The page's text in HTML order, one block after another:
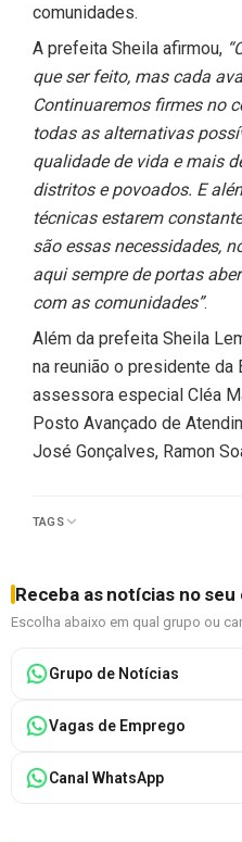
comunidades.
A prefeita Sheila afirmou,
que ser feito, mas cada
Continuaremos firmes no
todas as alternativas
qualidade de vida e mais
distritos e povoados. E
técnicas estarem
são essas necessidades,
aqui sempre de portas
com as comunidades”.
Além da prefeita Sheila
na reunião o presidente da
assessora especial Cléa
Posto Avançado de
José Gonçalves, Ramon
TAGS
Receba as notícias no seu
Escolha abaixo em qual grupo ou
Grupo de Notícias
Vagas de Emprego
Canal WhatsApp